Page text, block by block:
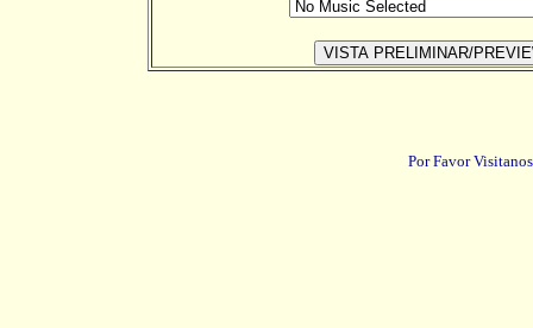
Por Favor